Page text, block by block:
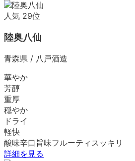
人気 29位
陸奥八仙
青森県 / 八戸酒造
華やか
芳醇
重厚
穏やか
ドライ
軽快
酸味辛口 旨味フルーティ スッキリ
詳細を見る